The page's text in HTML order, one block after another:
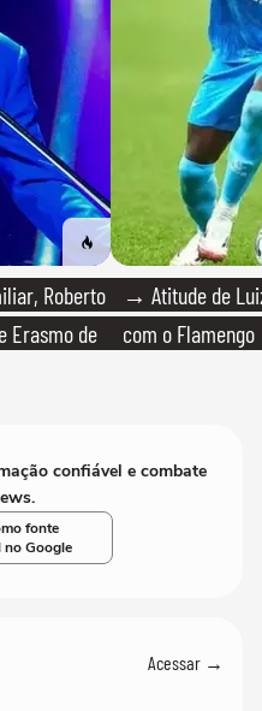
Roberto
Erasmo de
→ Atitude de
com o Flamengo
confiável e combate
fonte
no Google
Acessar →